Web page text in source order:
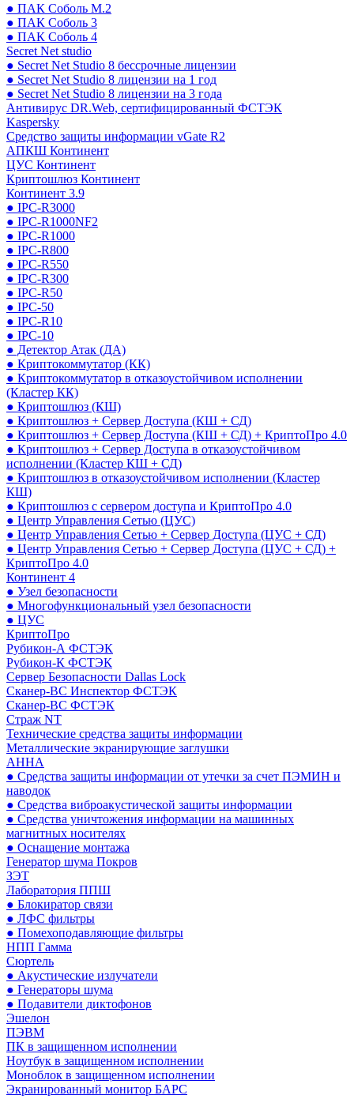
● ПАК Соболь М.2
● ПАК Соболь 3
● ПАК Соболь 4
Secret Net studio
● Secret Net Studio 8 бессрочные лицензии
● Secret Net Studio 8 лицензии на 1 год
● Secret Net Studio 8 лицензии на 3 года
Антивирус DR.Web, сертифицированный ФСТЭК
Kaspersky
Средство защиты информации vGate R2
АПКШ Континент
ЦУС Континент
Криптошлюз Континент
Континент 3.9
● IPC-R3000
● IPC-R1000NF2
● IPC-R1000
● IPC-R800
● IPC-R550
● IPC-R300
● IPC-R50
● IPC-50
● IPC-R10
● IPC-10
● Детектор Атак (ДА)
● Криптокоммутатор (КК)
● Криптокоммутатор в отказоустойчивом исполнении
(Кластер КК)
● Криптошлюз (КШ)
● Криптошлюз + Сервер Доступа (КШ + СД)
● Криптошлюз + Сервер Доступа (КШ + СД) + КриптоПро 4.0
● Криптошлюз + Сервер Доступа в отказоустойчивом
исполнении (Кластер КШ + СД)
● Криптошлюз в отказоустойчивом исполнении (Кластер
КШ)
● Криптошлюз с сервером доступа и КриптоПро 4.0
● Центр Управления Сетью (ЦУС)
● Центр Управления Сетью + Сервер Доступа (ЦУС + СД)
● Центр Управления Сетью + Сервер Доступа (ЦУС + СД) +
КриптоПро 4.0
Континент 4
● Узел безопасности
● Многофункциональный узел безопасности
● ЦУС
КриптоПро
Рубикон-А ФСТЭК
Рубикон-К ФСТЭК
Сервер Безопасности Dallas Lock
Сканер-ВС Инспектор ФСТЭК
Сканер-ВС ФСТЭК
Страж NT
Технические средства защиты информации
Металлические экранирующие заглушки
АННА
● Средства защиты информации от утечки за счет ПЭМИН и
наводок
● Средства виброакустической защиты информации
● Средства уничтожения информации на машинных
магнитных носителях
● Оснащение монтажа
Генератор шума Покров
ЗЭТ
Лаборатория ППШ
● Блокиратор связи
● ЛФС фильтры
● Помехоподавляющие фильтры
НПП Гамма
Сюртель
● Акустические излучатели
● Генераторы шума
● Подавители диктофонов
Эшелон
ПЭВМ
ПК в защищенном исполнении
Ноутбук в защищенном исполнении
Моноблок в защищенном исполнении
Экранированный монитор БАРС